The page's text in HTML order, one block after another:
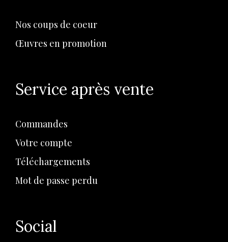
Nos coups de coeur
Œuvres en promotion
Service après vente
Commandes
Votre compte
Téléchargements
Mot de passe perdu
Social